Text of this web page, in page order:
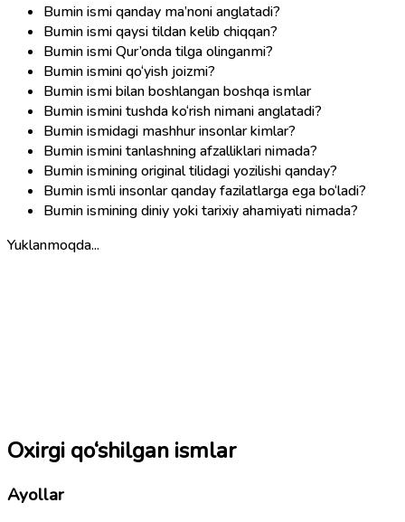
Bumin ismi qanday ma’noni anglatadi?
Bumin ismi qaysi tildan kelib chiqqan?
Bumin ismi Qur’onda tilga olinganmi?
Bumin ismini qo‘yish joizmi?
Bumin ismi bilan boshlangan boshqa ismlar
Bumin ismini tushda ko‘rish nimani anglatadi?
Bumin ismidagi mashhur insonlar kimlar?
Bumin ismini tanlashning afzalliklari nimada?
Bumin ismining original tilidagi yozilishi qanday?
Bumin ismli insonlar qanday fazilatlarga ega bo‘ladi?
Bumin ismining diniy yoki tarixiy ahamiyati nimada?
Yuklanmoqda...
Oxirgi qo‘shilgan ismlar
Ayollar